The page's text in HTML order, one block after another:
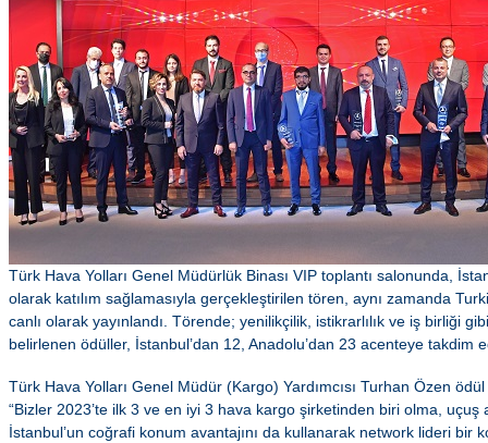
Türk Hava Yolları Genel Müdürlük Binası VIP toplantı salonunda,
olarak katılım sağlamasıyla gerçekleştirilen tören, aynı zamanda
canlı olarak yayınlandı. Törende; yenilikçilik, istikrarlılık ve iş birliği
belirlenen ödüller, İstanbul’dan 12, Anadolu’dan 23 acenteye takdim
Türk Hava Yolları Genel Müdür (Kargo) Yardımcısı Turhan Özen
“Bizler 2023’te ilk 3 ve en iyi 3 hava kargo şirketinden biri olma, uçuş
İstanbul’un coğrafi konum avantajını da kullanarak network lideri bir